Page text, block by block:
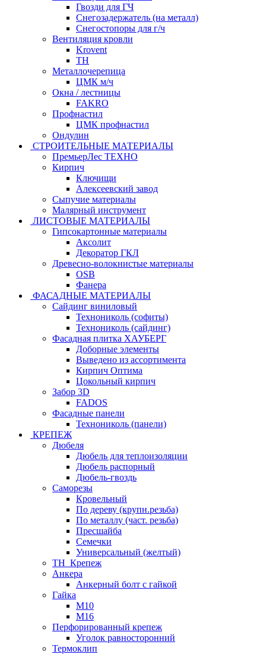
Гвозди для ГЧ
Снегозадержатель (на металл)
Снегостопоры для г/ч
Вентиляция кровли
Krovent
ТН
Металлочерепица
ЦМК м/ч
Окна / лестницы
FAKRO
Профнастил
ЦМК профнастил
Ондулин
СТРОИТЕЛЬНЫЕ МАТЕРИАЛЫ
ПремьерЛес ТЕХНО
Кирпич
Ключищи
Алексеевский завод
Сыпучие материалы
Малярный инструмент
ЛИСТОВЫЕ МАТЕРИАЛЫ
Гипсокартонные материалы
Аксолит
Декоратор ГКЛ
Древесно-волокнистые материалы
OSB
Фанера
ФАСАДНЫЕ МАТЕРИАЛЫ
Сайдинг виниловый
Технониколь (софиты)
Технониколь (сайдинг)
Фасадная плитка ХАУБЕРГ
Доборные элементы
Выведено из ассортимента
Кирпич Оптима
Цокольный кирпич
Забор 3D
FADOS
Фасадные панели
Технониколь (панели)
КРЕПЕЖ
Дюбеля
Дюбель для теплоизоляции
Дюбель распорный
Дюбель-гвоздь
Саморезы
Кровельный
По дереву (крупн.резьба)
По металлу (част. резьба)
Пресшайба
Семечки
Универсальный (желтый)
ТН_Крепеж
Анкера
Анкерный болт с гайкой
Гайка
М10
М16
Перфорированный крепеж
Уголок равносторонний
Термоклип